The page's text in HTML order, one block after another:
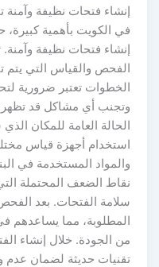
فتحات نظيفة وآمنة
الكويت بأهمية كبيرة، حيث
فتحات نظيفة وآمنة. تبدأ
والقياس التي يتم
تعتبر ضرورية لتحديد
أي مشاكل قد تظهر
العامة للمكان الذي سيتم
أجهزة قياس مختلفة
المستخدمة في البناء.
الضعف المحتملة التي يجب
الفتحات. بعد الفحص، يُحدد
مما يساعدهم في
الجودة. خلال إنشاء الفتحات،
حديثة لضمان عدم وجود